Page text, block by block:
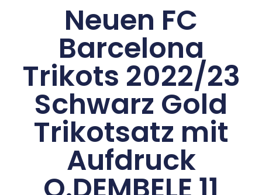
Neuen FC
Barcelona
Trikots 2022/23
Schwarz Gold
Trikotsatz mit
Aufdruck